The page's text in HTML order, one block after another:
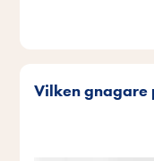
Vilken gnagare